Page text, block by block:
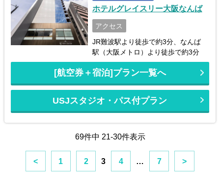
ホテルグレイスリー大阪なんば
アクセス
JR難波駅より徒歩で約3分、なんば
駅（大阪メトロ）より徒歩で約3分
[航空券＋宿泊]プラン一覧へ
USJスタジオ・パス付プラン
69件中 21-30件表示
< 1 2 3 4 … 7 >